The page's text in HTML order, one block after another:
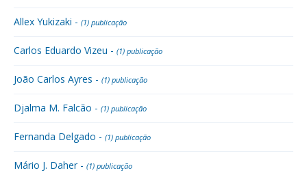
Allex Yukizaki - (1) publicação
Carlos Eduardo Vizeu - (1) publicação
João Carlos Ayres - (1) publicação
Djalma M. Falcão - (1) publicação
Fernanda Delgado - (1) publicação
Mário J. Daher - (1) publicação